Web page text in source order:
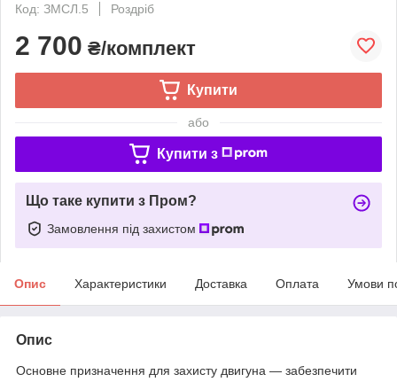
Код: ЗМСЛ.5
Роздріб
2 700 ₴/комплект
Купити
або
Купити з
Що таке купити з Пром?
Замовлення під захистом
Опис Характеристики Доставка Оплата Умови
Опис
Основне призначення для захисту двигуна — забезпечити